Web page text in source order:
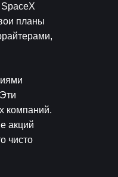
планы
компаний.
акций
чисто